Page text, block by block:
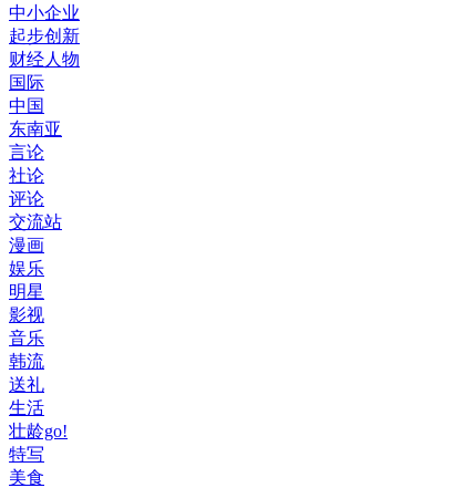
中小企业
起步创新
财经人物
国际
中国
东南亚
言论
社论
评论
交流站
漫画
娱乐
明星
影视
音乐
韩流
送礼
生活
壮龄go!
特写
美食